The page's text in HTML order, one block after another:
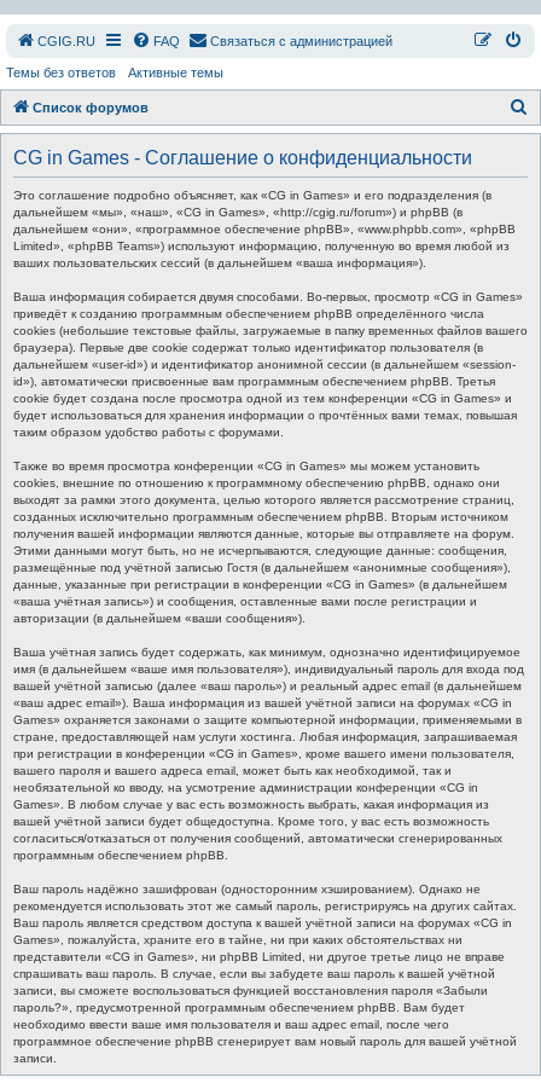
СGIG.RU FAQ Связаться с администрацией
Темы без ответов Активные темы
Список форумов
о
CG in Games - Соглашение о конфиденциальности
Это соглашение подробно объясняет, как «CG in Games» и его подразделения (в
дальнейшем «мы», «наш», «CG in Games», «http://cgig.ru/forum») и phpBB (в
дальнейшем «они», «программное обеспечение phpBB», «www.phpbb.com», «phpBB
Limited», «phpBB Teams») используют информацию, полученную во время любой из
ваших пользовательских сессий (в дальнейшем «ваша информация»).
Ваша информация собирается двумя способами. Во-первых, просмотр «CG in Games»
приведёт к созданию программным обеспечением phpBB определённого числа
cookies (небольшие текстовые файлы, загружаемые в папку временных файлов вашего
браузера). Первые две cookie содержат только идентификатор пользователя (в
дальнейшем «user-id») и идентификатор анонимной сессии (в дальнейшем «session-
id»), автоматически присвоенные вам программным обеспечением phpBB. Третья
cookie будет создана после просмотра одной из тем конференции «CG in Games» и
будет использоваться для хранения информации о прочтённых вами темах, повышая
таким образом удобство работы с форумами.
Также во время просмотра конференции «CG in Games» мы можем установить
cookies, внешние по отношению к программному обеспечению phpBB, однако они
выходят за рамки этого документа, целью которого является рассмотрение страниц,
созданных исключительно программным обеспечением phpBB. Вторым источником
получения вашей информации являются данные, которые вы отправляете на форум.
Этими данными могут быть, но не исчерпываются, следующие данные: сообщения,
размещённые под учётной записью Гостя (в дальнейшем «анонимные сообщения»),
данные, указанные при регистрации в конференции «CG in Games» (в дальнейшем
«ваша учётная запись») и сообщения, оставленные вами после регистрации и
авторизации (в дальнейшем «ваши сообщения»).
Ваша учётная запись будет содержать, как минимум, однозначно идентифицируемое
имя (в дальнейшем «ваше имя пользователя»), индивидуальный пароль для входа под
вашей учётной записью (далее «ваш пароль») и реальный адрес email (в дальнейшем
«ваш адрес email»). Ваша информация из вашей учётной записи на форумах «CG in
Games» охраняется законами о защите компьютерной информации, применяемыми в
стране, предоставляющей нам услуги хостинга. Любая информация, запрашиваемая
при регистрации в конференции «CG in Games», кроме вашего имени пользователя,
вашего пароля и вашего адреса email, может быть как необходимой, так и
необязательной ко вводу, на усмотрение администрации конференции «CG in
Games». В любом случае у вас есть возможность выбрать, какая информация из
вашей учётной записи будет общедоступна. Кроме того, у вас есть возможность
согласиться/отказаться от получения сообщений, автоматически сгенерированных
программным обеспечением phpBB.
Ваш пароль надёжно зашифрован (односторонним хэшированием). Однако не
рекомендуется использовать этот же самый пароль, регистрируясь на других сайтах.
Ваш пароль является средством доступа к вашей учётной записи на форумах «CG in
Games», пожалуйста, храните его в тайне, ни при каких обстоятельствах ни
представители «CG in Games», ни phpBB Limited, ни другое третье лицо не вправе
спрашивать ваш пароль. В случае, если вы забудете ваш пароль к вашей учётной
записи, вы сможете воспользоваться функцией восстановления пароля «Забыли
пароль?», предусмотренной программным обеспечением phpBB. Вам будет
необходимо ввести ваше имя пользователя и ваш адрес email, после чего
программное обеспечение phpBB сгенерирует вам новый пароль для вашей учётной
записи.